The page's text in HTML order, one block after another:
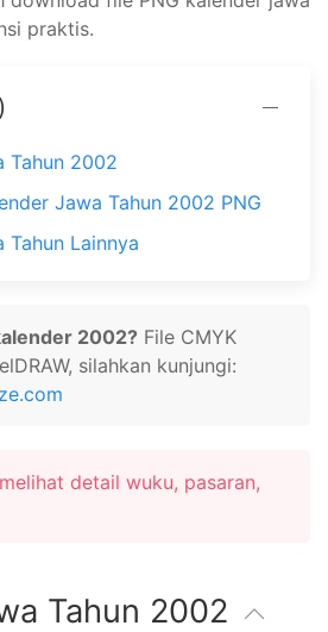
praktis.
Tahun 2002
Jawa Tahun 2002 PNG
Tahun Lainnya
2002? File CMYK
silahkan kunjungi:
detail wuku, pasaran,
Tahun 2002